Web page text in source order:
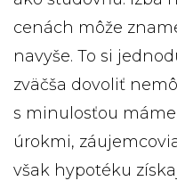
cenách môže
navyše. To si
zväčša dovoliť
s minulosťou
úrokmi,
však hypotéku